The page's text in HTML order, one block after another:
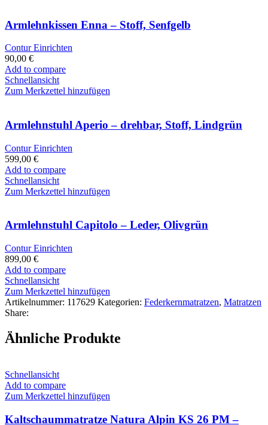
Armlehnkissen Enna – Stoff, Senfgelb
Contur Einrichten
90,00 €
Add to compare
Schnellansicht
Zum Merkzettel hinzufügen
Armlehnstuhl Aperio – drehbar, Stoff, Lindgrün
Contur Einrichten
599,00 €
Add to compare
Schnellansicht
Zum Merkzettel hinzufügen
Armlehnstuhl Capitolo – Leder, Olivgrün
Contur Einrichten
899,00 €
Add to compare
Schnellansicht
Zum Merkzettel hinzufügen
Artikelnummer: 117629 Kategorien: Federkernmatratzen, Matratzen
Share:
Ähnliche Produkte
Schnellansicht
Add to compare
Zum Merkzettel hinzufügen
Kaltschaummatratze Natura Alpin KS 26 PM –